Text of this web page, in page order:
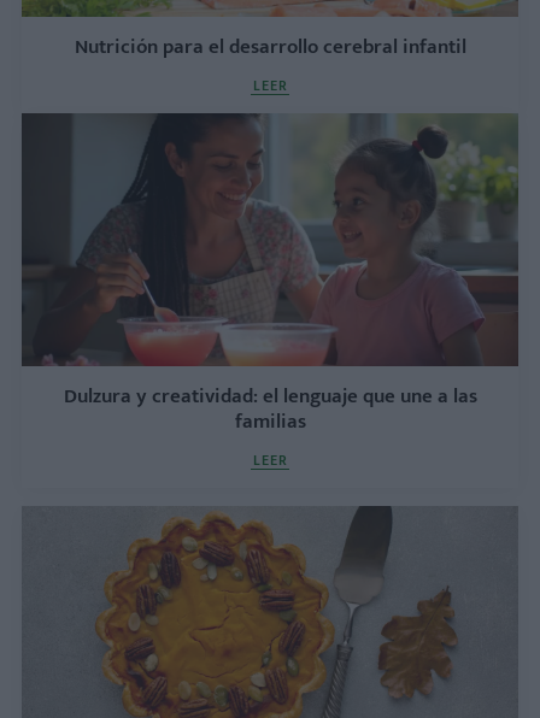
Nutrición para el desarrollo cerebral infantil
LEER
Dulzura y creatividad: el lenguaje que une a las
familias
LEER